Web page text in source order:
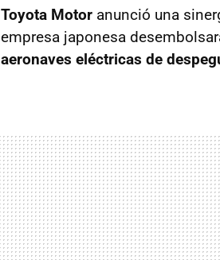
Toyota Motor anunció una
empresa japonesa
aeronaves eléctricas de